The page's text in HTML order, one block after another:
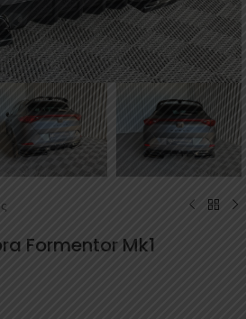
Formentor Mk1